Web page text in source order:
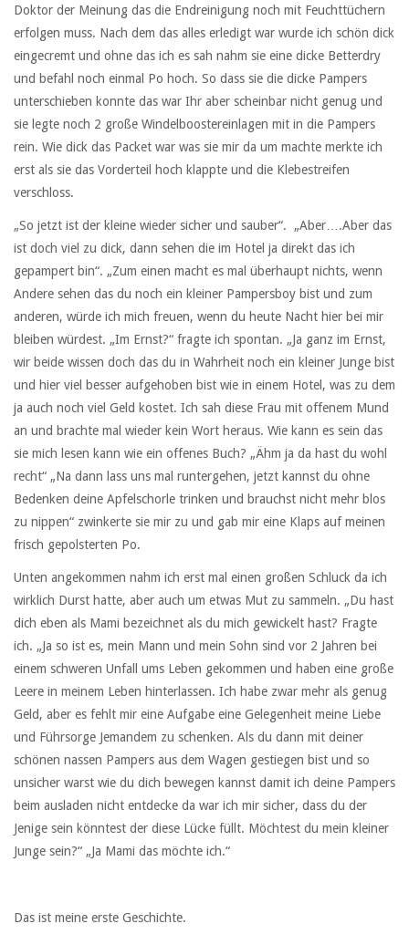
Doktor der Meinung das die Endreinigung noch mit Feuchttüchern
erfolgen muss. Nach dem das alles erledigt war wurde ich schön dick
eingecremt und ohne das ich es sah nahm sie eine dicke Betterdry
und befahl noch einmal Po hoch. So dass sie die dicke Pampers
unterschieben konnte das war Ihr aber scheinbar nicht genug und
sie legte noch 2 große Windelboostereinlagen mit in die Pampers
rein. Wie dick das Packet war was sie mir da um machte merkte ich
erst als sie das Vorderteil hoch klappte und die Klebestreifen
verschloss.
„So jetzt ist der kleine wieder sicher und sauber“. „Aber….Aber das
ist doch viel zu dick, dann sehen die im Hotel ja direkt das ich
gepampert bin“. „Zum einen macht es mal überhaupt nichts, wenn
Andere sehen das du noch ein kleiner Pampersboy bist und zum
anderen, würde ich mich freuen, wenn du heute Nacht hier bei mir
bleiben würdest. „Im Ernst?“ fragte ich spontan. „Ja ganz im Ernst,
wir beide wissen doch das du in Wahrheit noch ein kleiner Junge bist
und hier viel besser aufgehoben bist wie in einem Hotel, was zu dem
ja auch noch viel Geld kostet. Ich sah diese Frau mit offenem Mund
an und brachte mal wieder kein Wort heraus. Wie kann es sein das
sie mich lesen kann wie ein offenes Buch? „Ähm ja da hast du wohl
recht“ „Na dann lass uns mal runtergehen, jetzt kannst du ohne
Bedenken deine Apfelschorle trinken und brauchst nicht mehr blos
zu nippen“ zwinkerte sie mir zu und gab mir eine Klaps auf meinen
frisch gepolsterten Po.
Unten angekommen nahm ich erst mal einen großen Schluck da ich
wirklich Durst hatte, aber auch um etwas Mut zu sammeln. „Du hast
dich eben als Mami bezeichnet als du mich gewickelt hast? Fragte
ich. „Ja so ist es, mein Mann und mein Sohn sind vor 2 Jahren bei
einem schweren Unfall ums Leben gekommen und haben eine große
Leere in meinem Leben hinterlassen. Ich habe zwar mehr als genug
Geld, aber es fehlt mir eine Aufgabe eine Gelegenheit meine Liebe
und Führsorge Jemandem zu schenken. Als du dann mit deiner
schönen nassen Pampers aus dem Wagen gestiegen bist und so
unsicher warst wie du dich bewegen kannst damit ich deine Pampers
beim ausladen nicht entdecke da war ich mir sicher, dass du der
Jenige sein könntest der diese Lücke füllt. Möchtest du mein kleiner
Junge sein?“ „Ja Mami das möchte ich.“
Das ist meine erste Geschichte.